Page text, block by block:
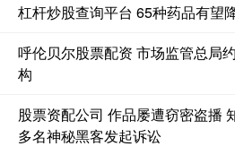
杠杆炒股查询平台 65种药品有望
呼伦贝尔股票配资 市场监管总局
构
股票资配公司 作品屡遭窃密盗播
多名神秘黑客发起诉讼